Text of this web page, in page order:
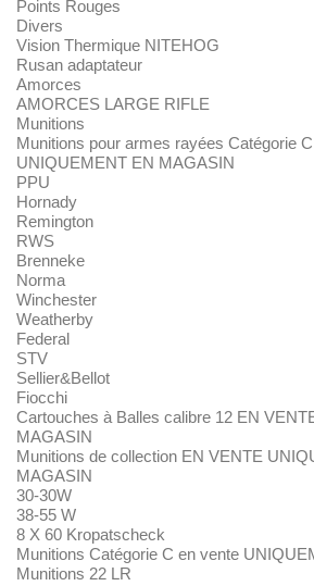
Points Rouges
Divers
Vision Thermique NITEHOG
Rusan adaptateur
Amorces
AMORCES LARGE RIFLE
Munitions
Munitions pour armes rayées Catégorie
UNIQUEMENT EN MAGASIN
PPU
Hornady
Remington
RWS
Brenneke
Norma
Winchester
Weatherby
Federal
STV
Sellier&Bellot
Fiocchi
Cartouches à Balles calibre 12 EN
MAGASIN
Munitions de collection EN VENTE
MAGASIN
30-30W
38-55 W
8 X 60 Kropatscheck
Munitions Catégorie C en vente
Munitions 22 LR